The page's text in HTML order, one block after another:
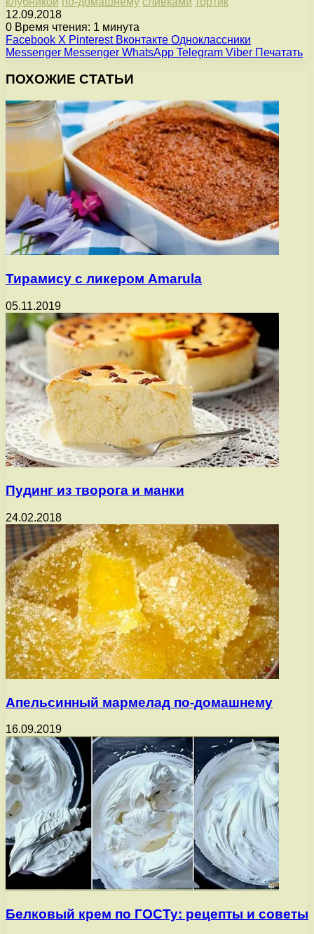
12.09.2018
0 Время чтения: 1 минута
Facebook X Pinterest Вконтакте Одноклассники
Messenger Messenger WhatsApp Telegram Viber Печатать
ПОХОЖИЕ СТАТЬИ
Тирамису с ликером Amarula
05.11.2019
Пудинг из творога и манки
24.02.2018
Апельсинный мармелад по-домашнему
16.09.2019
Белковый крем по ГОСТу: рецепты и советы